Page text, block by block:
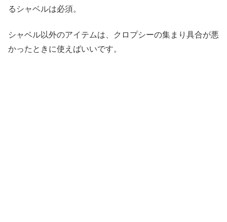
るシャベルは必須。
シャベル以外のアイテムは、クロプシーの集まり具合が悪
かったときに使えばいいです。